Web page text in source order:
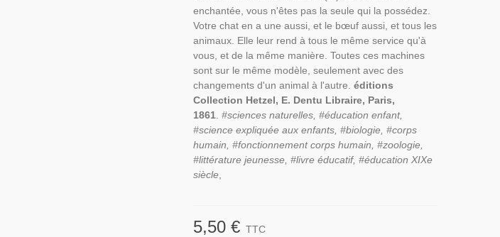
enchantée, vous n'êtes pas la seule qui la possédez.
Votre chat en a une aussi, et le bœuf aussi, et tous les
animaux. Elle leur rend à tous le même service qu'à
vous, et de la même manière. Toutes ces machines
sont sur le même modèle, seulement avec des
changements d'un animal à l'autre. éditions
Collection Hetzel, E. Dentu Libraire, Paris,
1861 #sciences naturelles, #éducation enfant,
#science expliquée aux enfants, #biologie, #corps
humain, #fonctionnement corps humain, #zoologie,
#littérature jeunesse, #livre éducatif, #éducation XIXe
siècle,
5,50 € TTC